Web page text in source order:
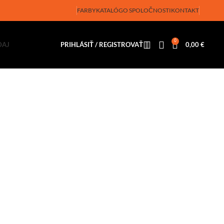
FARBYKATALÓGO SPOLOČNOSTIKONTAKT
PRIHLÁSIŤ / REGISTROVAŤ 0 0,00€